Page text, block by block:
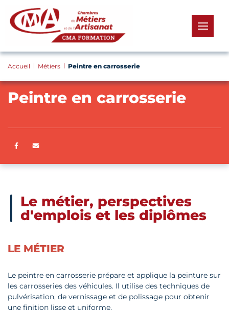
menu
Accueil Métiers Peintre en carrosserie
Peintre en carrosserie
Partager sur Facebook
Le métier, perspectives
d'emplois et les diplômes
LE MÉTIER
Le peintre en carrosserie prépare et applique la peinture sur
les carrosseries des véhicules. Il utilise des techniques de
pulvérisation, de vernissage et de polissage pour obtenir
une finition lisse et uniforme.